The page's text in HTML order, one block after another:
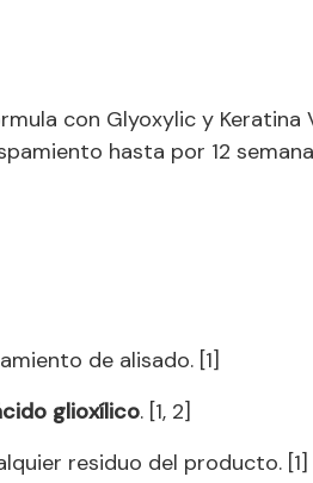
con Glyoxylic y Keratina
hasta por 12
de alisado. [1]
glioxílico. [1, 2]
residuo del producto. [1]